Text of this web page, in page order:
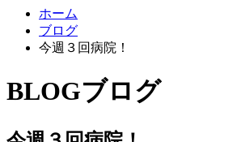
ホーム
ブログ
今週３回病院！
BLOGブログ